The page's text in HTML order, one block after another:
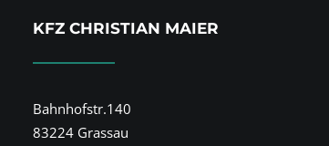
KFZ CHRISTIAN MAIER
Bahnhofstr.140
83224 Grassau